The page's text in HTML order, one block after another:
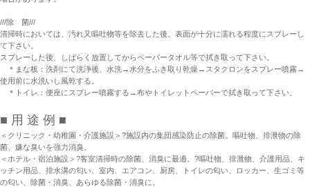
///除 菌///
清掃時においては、汚れ又嘔吐物等を除去した後、表面が十分に濡れる程度にスプレーし
て下さい。
スプレーした後、しばらく放置してからペーパータオル等で拭き取って下さい。
＊まな板：洗剤にて洗浄後、水洗→水分をふき取り乾燥→スタクロンをスプレー噴霧→
使用前に水洗いし風乾する。
＊トイレ：便座にスプレー噴霧する→布やトイレットペーパーで拭き取って下さい。
■ 用 途 例 ■
＜クリニック・幼稚園・介護施設＞?施設内の集団感染防止の除菌。嘔吐物、排泄物の除
菌、嫌な臭いを強力消臭。
＜ホテル・宿泊施設＞?客室清掃時の除菌、消臭に最適。?嘔吐物、排泄物、介護用品、キ
ッチン用品、排水溝の匂い、室内、エアコン、厨房、トイレの匂い、ロッカー、生ゴミ等
の匂い、除菌・消臭、あらゆる除菌・消臭に。